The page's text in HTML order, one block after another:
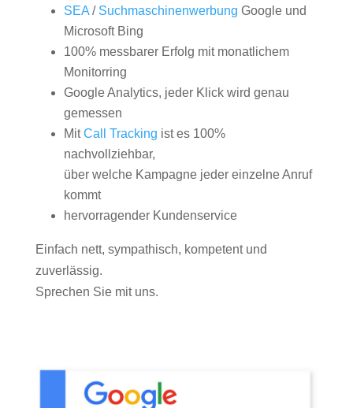
SEA/ Suchmaschinenwerbung Google und
Microsoft Bing
100% messbarer Erfolg mit monatlichem
Monitorring
Google Analytics, jeder Klick wird genau
gemessen
MitCall Tracking ist es 100%
nachvollziehbar,
über welche Kampagne jeder einzelne Anruf
kommt
hervorragender Kundenservice
Einfach nett, sympathisch, kompetent und
zuverlässig.
Sprechen Sie mit uns.